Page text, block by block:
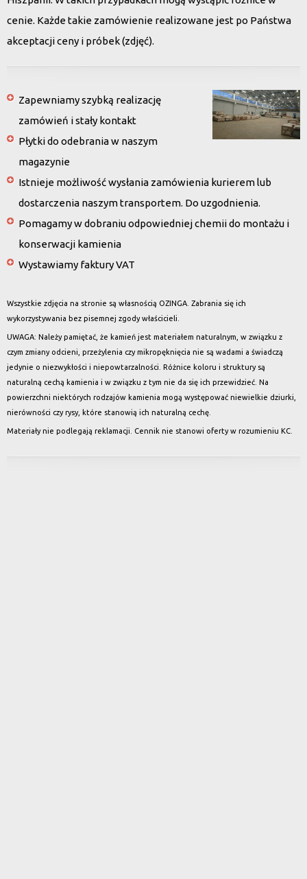
cenie. Każde takie zamówienie realizowane jest po Państwa
akceptacji ceny i próbek (zdjęć).
Zapewniamy szybką realizację
zamówień i stały kontakt
Płytki do odebrania w naszym
magazynie
Istnieje możliwość wysłania zamówienia kurierem lub
dostarczenia naszym transportem. Do uzgodnienia.
Pomagamy w dobraniu odpowiedniej chemii do montażu i
konserwacji kamienia
Wystawiamy faktury VAT
Wszystkie zdjęcia na stronie są własnością OZINGA. Zabrania się ich
wykorzystywania bez pisemnej zgody właścicieli.
UWAGA: Należy pamiętać, że kamień jest materiałem naturalnym, w związku z
czym zmiany odcieni, przeżylenia czy mikropęknięcia nie są wadami a świadczą
jedynie o niezwykłości i niepowtarzalności. Różnice koloru i struktury są
naturalną cechą kamienia i w związku z tym nie da się ich przewidzieć. Na
powierzchni niektórych rodzajów kamienia mogą występować niewielkie dziurki,
nierówności czy rysy, które stanowią ich naturalną cechę.
Materiały nie podlegają reklamacji. Cennik nie stanowi oferty w rozumieniu KC.